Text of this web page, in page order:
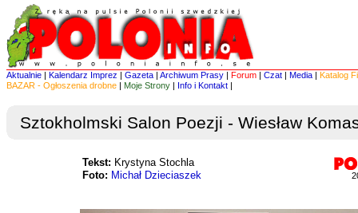
Aktualnie | Kalendarz Imprez | Gazeta | Archiwum Prasy | Forum | Czat | Media | Katalog
BAZAR - Ogłoszenia drobne | Moje Strony | Info i Kontakt |
Sztokholmski Salon Poezji - Wiesław
Tekst: Krystyna Stochla
Foto: Michał Dzieciaszek